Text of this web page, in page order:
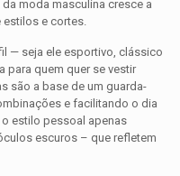
moda masculina cresce a
e cortes.
— seja ele esportivo, clássico
para quem quer se vestir
são a base de um guarda-
e facilitando o dia
estilo pessoal apenas
escuros – que refletem